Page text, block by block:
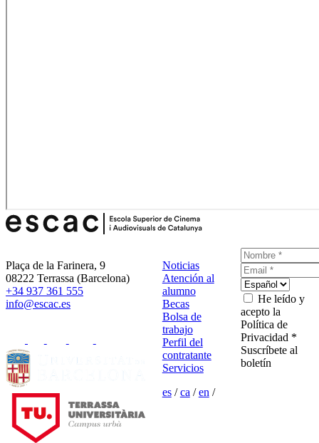
Plaça de la Farinera, 9
08222 Terrassa (Barcelona)
+34 937 361 555
info@escac.es
Noticias
Atención al
alumno
Becas
Bolsa de
trabajo
Perfil del
contratante
Servicios
es/ca /en /
He leído y
acepto la
Política de
Privacidad *
Suscríbete al
boletín